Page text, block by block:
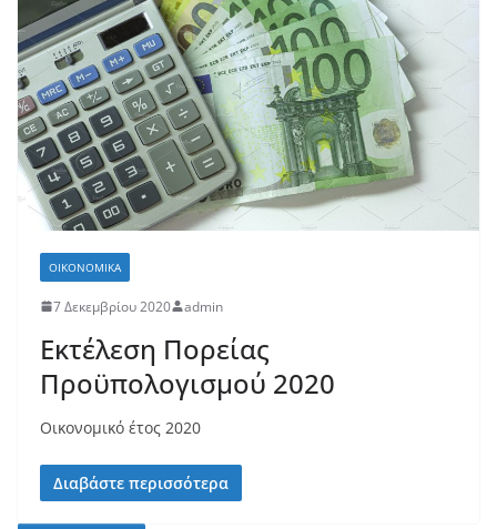
ΟΙΚΟΝΟΜΙΚΆ
7 Δεκεμβρίου 2020 admin
Εκτέλεση Πορείας
Προϋπολογισμού 2020
Οικονομικό έτος 2020
Διαβάστε περισσότερα